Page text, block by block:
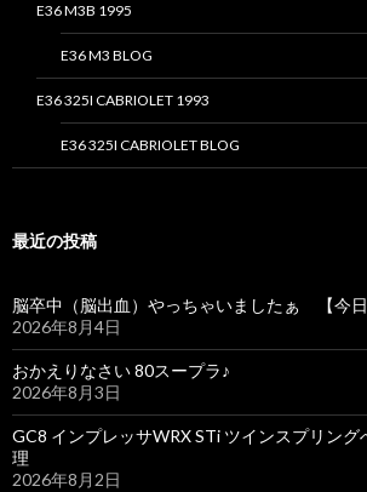
E36 M3B 1995
E36 M3 BLOG
E36 325I CABRIOLET 1993
E36 325I CABRIOLET BLOG
最近の投稿
脳卒中（脳出血）やっちゃいましたぁ 【今日
2026年8月4日
おかえりなさい 80スープラ♪
2026年8月3日
GC8 インプレッサWRX STi ツインスプリン
理
2026年8月2日